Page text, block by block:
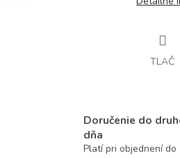
TLAČ
Doručenie do
dňa
Platí pri objednení do